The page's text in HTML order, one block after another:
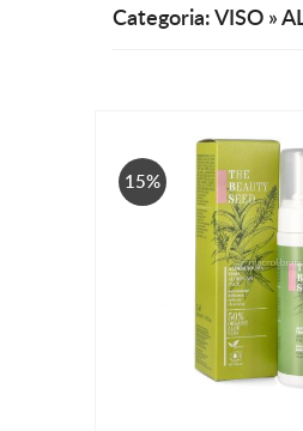
Categoria: VISO »
15%